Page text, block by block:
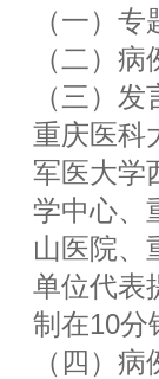
（一）专
（二）
（三）发
重庆医科
军医大学
学中心、
山医院、
单位代表
制在10分
（四）